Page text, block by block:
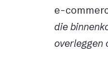
e-
die
overleggen